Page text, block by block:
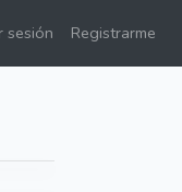
sesión Registrarme